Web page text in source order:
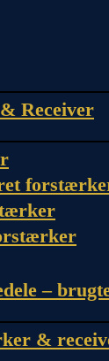
Receiver
–
&